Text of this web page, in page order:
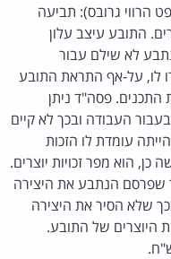
הרווי גרובס): תביעה
התובע עיצב עלון
לא שילם עבור
לו, על-אף התראת התובע
התכנים. פסה"ד ניתן
העבודה ובכך לא קיים
עומדת לו הזכות
הוא מפר זכויות יוצרים.
שפרסם הנתבע את היצירה
שלא הסיר את היצירה
היוצרים של התובע.